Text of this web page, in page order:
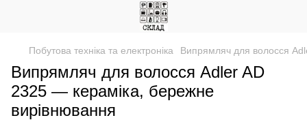
Побутова техніка та електроніка Випрямляч для волосся
Випрямляч для волосся Adler AD
2325 — кераміка, бережне
вирівнювання